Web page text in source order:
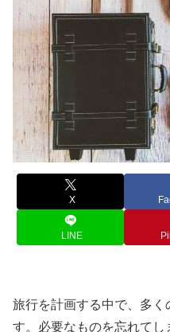
X
LINE
旅行を計画する中で、多
す。必要なものを忘れて